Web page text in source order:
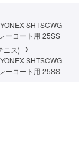
SHTSCWG
ーコート用 25SS
ニス)
SHTSCWG
ーコート用 25SS